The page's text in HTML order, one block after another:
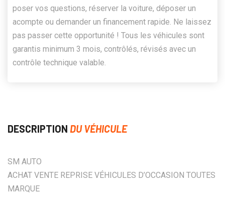
poser vos questions, réserver la voiture, déposer un
acompte ou demander un financement rapide. Ne laissez
pas passer cette opportunité ! Tous les véhicules sont
garantis minimum 3 mois, contrôlés, révisés avec un
contrôle technique valable.
DESCRIPTION DU VÉHICULE
SM AUTO
ACHAT VENTE REPRISE VÉHICULES D’OCCASION TOUTES
MARQUE